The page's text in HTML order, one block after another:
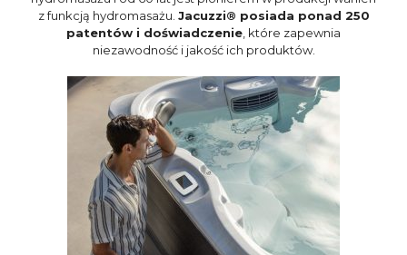
z funkcją hydromasażu. Jacuzzi® posiada ponad 250
patentów i doświadczenie , które zapewnia
niezawodność i jakość ich produktów.